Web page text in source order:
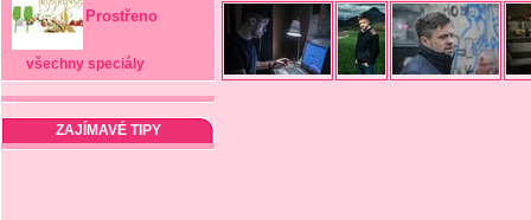
Prostřeno
všechny speciály
ZAJÍMAVÉ TIPY